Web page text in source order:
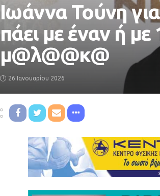
Ιωάννα Τούνη
πάει με έναν ή
μ@λ@@κ@
26 Ιανουαρίου 2026